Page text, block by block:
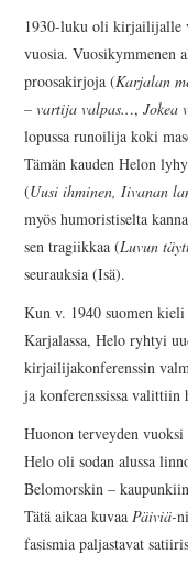
1930-luku oli kirjailijalle
vuosia. Vuosikymmenen
proosakirjoja (Karjalan
– vartija valpas...,Jokea
lopussa runoilija koki
Tämän kauden Helon
(Uusi ihminen, Iivanan
myös humoristiselta
sen tragiikkaa (Luvun
seurauksia (Isä).
Kun v. 1940 suomen kieli
Karjalassa, Helo ryhtyi
kirjailijakonferenssin
ja konferenssissa valittiin
Huonon terveyden
Helo oli sodan alussa
Belomorskin –
Tätä aikaa kuvaaPäiviä-
fasismia paljastavat